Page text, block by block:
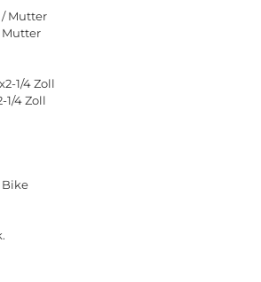
/ Mutter
Mutter
1/4 Zoll
1/4 Zoll
Bike